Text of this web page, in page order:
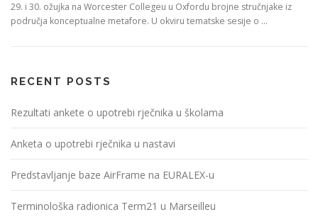
29. i 30. ožujka na Worcester Collegeu u Oxfordu brojne stručnjake iz
područja konceptualne metafore. U okviru tematske sesije o …
RECENT POSTS
Rezultati ankete o upotrebi rječnika u školama
Anketa o upotrebi rječnika u nastavi
Predstavljanje baze AirFrame na EURALEX-u
Terminološka radionica Term21 u Marseilleu